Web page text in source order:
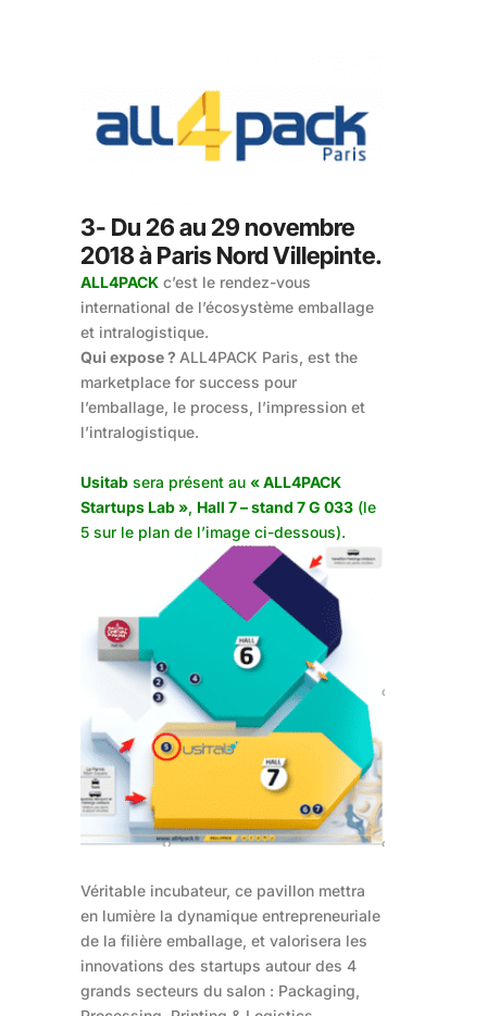
3- Du 26 au 29 novembre
2018 à Paris Nord Villepinte.
ALL4PACK c’est le rendez-vous
international de l’écosystème emballage
et intralogistique.
Qui expose ? ALL4PACK Paris, est the
marketplace for success pour
l’emballage, le process, l’impression et
l’intralogistique.
Usitab sera présent au « ALL4PACK
Startups Lab », Hall 7 – stand 7 G 033 (le
5 sur le plan de l’image ci-dessous).
Véritable incubateur, ce pavillon mettra
en lumière la dynamique entrepreneuriale
de la filière emballage, et valorisera les
innovations des startups autour des 4
grands secteurs du salon : Packaging,